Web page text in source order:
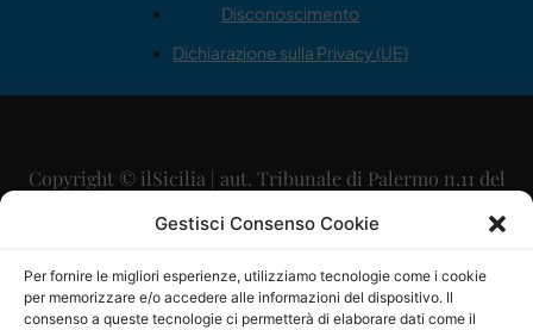
Gestisci Consenso Cookie
Per fornire le migliori esperienze, utilizziamo tecnologie come i cookie
per memorizzare e/o accedere alle informazioni del dispositivo. Il
consenso a queste tecnologie ci permetterà di elaborare dati come il
Disconoscimento
Dichiarazione sulla Privacy (UE)
Copyright © ilSicilia | aut. Tribunale di Palermo n.11 del
29/09/2015
Direttore Editoriale: Maurizio Scaglione